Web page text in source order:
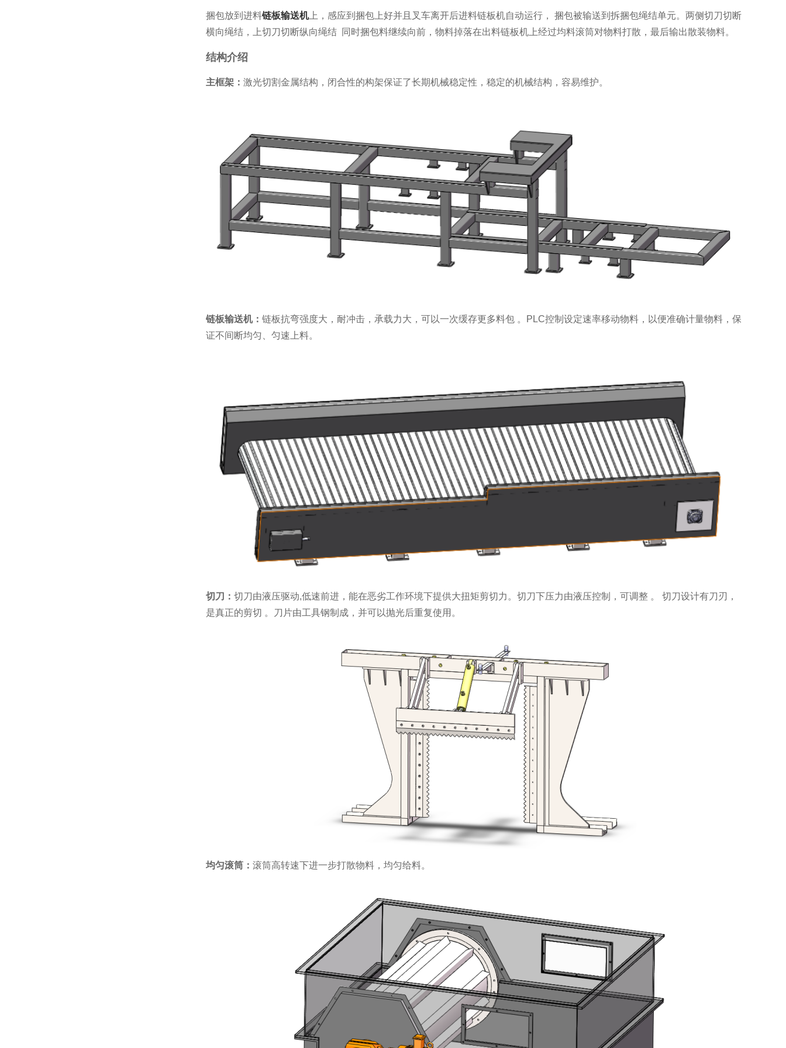
捆包放到进料链板输送机上，感应到捆包上好并且叉车离开后进料链板机自动运行， 捆包被输送到拆捆包绳结单元。两侧切刀切断
横向绳结，上切刀切断纵向绳结 同时捆包料继续向前，物料掉落在出料链板机上经过均料滚筒对物料打散，最后输出散装物料。
结构介绍
主框架： 激光切割金属结构，闭合性的构架保证了长期机械稳定性，稳定的机械结构，容易维护。
链板输送机： 链板抗弯强度大，耐冲击，承载力大，可以一次缓存更多料包 。PLC控制设定速率移动物料，以便准确计量物料，保
证不间断均匀、匀速上料。
切刀： 切刀由液压驱动,低速前进，能在恶劣工作环境下提供大扭矩剪切力。切刀下压力由液压控制，可调整 。 切刀设计有刀刃，
是真正的剪切 。刀片由工具钢制成，并可以抛光后重复使用。
均匀滚筒： 滚筒高转速下进一步打散物料，均匀给料。